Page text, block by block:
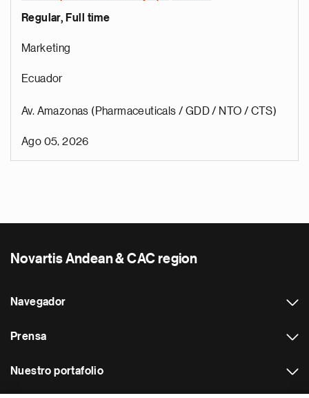
Regular, Full time
Marketing
Ecuador
Av. Amazonas (Pharmaceuticals / GDD / NTO / CTS)
Ago 05, 2026
Novartis Andean & CAC region
Navegador
Prensa
Nuestro portafolio